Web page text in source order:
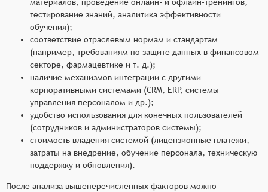
тестирование знаний, аналитика эффективности
обучения);
соответствие отраслевым нормам и стандартам
(например, требованиям по защите данных в финансовом
секторе, фармацевтике и т. д.);
наличие механизмов интеграции с другими
корпоративными системами (CRM, ERP, системы
управления персоналом и др.);
удобство использования для конечных пользователей
(сотрудников и администраторов системы);
стоимость владения системой (лицензионные платежи,
затраты на внедрение, обучение персонала, техническую
поддержку и обновления).
После анализа вышеперечисленных факторов можно